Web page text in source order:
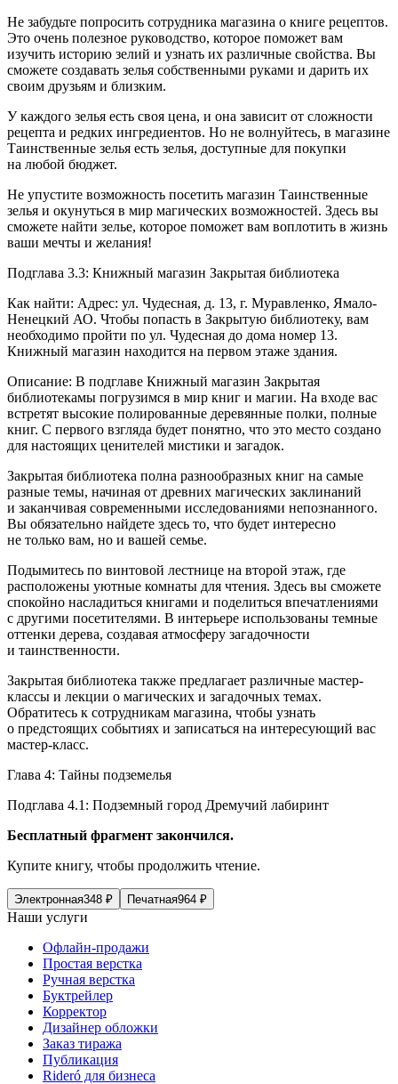
Не забудьте попросить сотрудника магазина о книге рецептов.
Это очень полезное руководство, которое поможет вам
изучить историю зелий и узнать их различные свойства. Вы
сможете создавать зелья собственными руками и дарить их
своим друзьям и близким.
У каждого зелья есть своя цена, и она зависит от сложности
рецепта и редких ингредиентов. Но не волнуйтесь, в магазине
Таинственные зелья есть зелья, доступные для покупки
на любой бюджет.
Не упустите возможность посетить магазин Таинственные
зелья и окунуться в мир магических возможностей. Здесь вы
сможете найти зелье, которое поможет вам воплотить в жизнь
ваши мечты и желания!
Подглава 3.3: Книжный магазин Закрытая библиотека
Как найти: Адрес: ул. Чудесная, д. 13, г. Муравленко, Ямало-
Ненецкий АО. Чтобы попасть в Закрытую библиотеку, вам
необходимо пройти по ул. Чудесная до дома номер 13.
Книжный магазин находится на первом этаже здания.
Описание: В подглаве Книжный магазин Закрытая
библиотекамы погрузимся в мир книг и магии. На входе вас
встретят высокие полированные деревянные полки, полные
книг. С первого взгляда будет понятно, что это место создано
для настоящих ценителей мистики и загадок.
Закрытая библиотека полна разнообразных книг на самые
разные темы, начиная от древних магических заклинаний
и заканчивая современными исследованиями непознанного.
Вы обязательно найдете здесь то, что будет интересно
не только вам, но и вашей семье.
Подымитесь по винтовой лестнице на второй этаж, где
расположены уютные комнаты для чтения. Здесь вы сможете
спокойно насладиться книгами и поделиться впечатлениями
с другими посетителями. В интерьере использованы темные
оттенки дерева, создавая атмосферу загадочности
и таинственности.
Закрытая библиотека также предлагает различные мастер-
классы и лекции о магических и загадочных темах.
Обратитесь к сотрудникам магазина, чтобы узнать
о предстоящих событиях и записаться на интересующий вас
мастер-класс.
Глава 4: Тайны подземелья
Подглава 4.1: Подземный город Дремучий лабиринт
Бесплатный фрагмент закончился.
Купите книгу, чтобы продолжить чтение.
Электронная348 ₽ Печатная964 ₽
Наши услуги
Офлайн-продажи
Простая верстка
Ручная верстка
Буктрейлер
Корректор
Дизайнер обложки
Заказ тиража
Публикация
Rideró для бизнеса